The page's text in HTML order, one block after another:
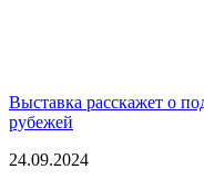
Выставка расскажет о
рубежей
24.09.2024